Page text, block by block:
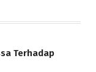
Terhadap